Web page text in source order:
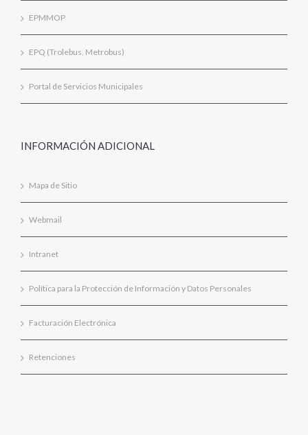
EPMMOP
EPQ (Trolebus, Metrobus)
Portal de Servicios Municipales
INFORMACIÓN ADICIONAL
Mapa de Sitio
Webmail
Intranet
Política para la Protección de Información y Datos Personales
Facturación Electrónica
Retenciones